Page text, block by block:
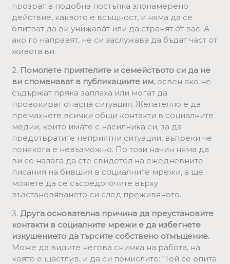
прозрат в подобна постъпка злонамерено
действие, каквото е всъщност, и няма да се
опитват да ви унижават или да странят от вас. А
ако го направят, не си заслужава да бъдат част от
живота ви.
2. Помолете приятелите и семейството си да не
ви споменават в публикациите им, освен ако не
съдържат пряка заплаха или могат да
провокират опасна ситуация. Желателно е да
премахнете всички общи контакти в социалните
медии, които имате с насилника си, за да
предотвратите неприятни ситуации, въпреки че
понякога е невъзможно. По този начин няма да
ви се налага да сте свидетел на ежедневните
писания на бившия в социалните мрежи, а ще
можете да се съсредоточите върху
възстановяването си след преживяното.
3. Друга основателна причина да преустановите
контакти в социалните мрежи е да избегнете
изкушението да търсите собствено отмъщение.
Може да видите негова снимка на работа, на
която е щастлив, и да си помислите: “Той се опита